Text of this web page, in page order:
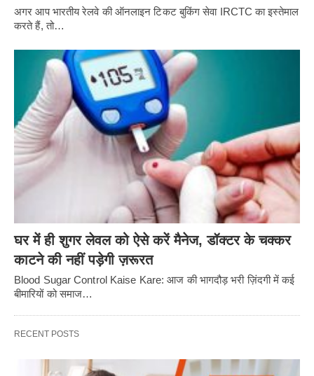
अगर आप भारतीय रेलवे की ऑनलाइन टिकट बुकिंग सेवा IRCTC का इस्तेमाल
करते हैं, तो…
घर में ही शुगर लेवल को ऐसे करें मैनेज, डॉक्टर के चक्कर
काटने की नहीं पड़ेगी ज़रूरत
Blood Sugar Control Kaise Kare: आज की भागदौड़ भरी ज़िंदगी में कई
बीमारियों को समाज…
RECENT POSTS